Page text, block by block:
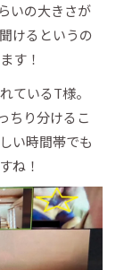
いの大きさが
けるというの
す！
ているT様。
ちり分けるこ
い時間帯でも
ね！